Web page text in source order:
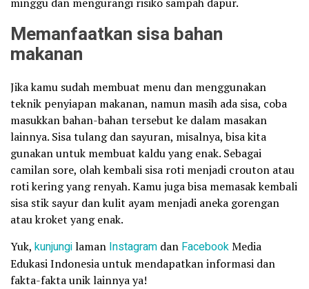
Memanfaatkan sisa bahan
makanan
Jika kamu sudah membuat menu dan menggunakan
teknik penyiapan makanan, namun masih ada sisa, coba
masukkan bahan-bahan tersebut ke dalam masakan
lainnya. Sisa tulang dan sayuran, misalnya, bisa kita
gunakan untuk membuat kaldu yang enak. Sebagai
camilan sore, olah kembali sisa roti menjadi crouton atau
roti kering yang renyah. Kamu juga bisa memasak kembali
sisa stik sayur dan kulit ayam menjadi aneka gorengan
atau kroket yang enak.
Yuk, kunjungilaman Instagram dan FacebookMedia
Edukasi Indonesia untuk mendapatkan informasi dan
fakta-fakta unik lainnya ya!